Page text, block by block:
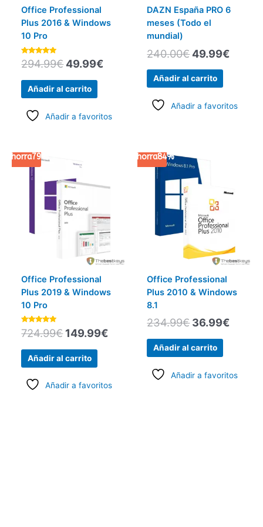
Office Professional
Plus 2016 & Windows
10 Pro
Valorado
con
de 5
294.99€49.99€
Añadir al carrito
Añadir a favoritos
DAZN España PRO 6
meses (Todo el
mundial)
240.00€49.99€
Añadir al carrito
Añadir a favoritos
Ahorra79%
Office Professional
Plus 2019 & Windows
10 Pro
Valorado
con
de 5
724.99€
precio
original
era:
724.99€.
149.99€
actual
149.99€.
Añadir al carrito
Añadir a favoritos
Ahorra84%
Office Professional
Plus 2010 & Windows
8.1
234.99€
El
precio
original
era:
234.99€.
36.99€
es:
Añadir al carrito
Añadir a favoritos